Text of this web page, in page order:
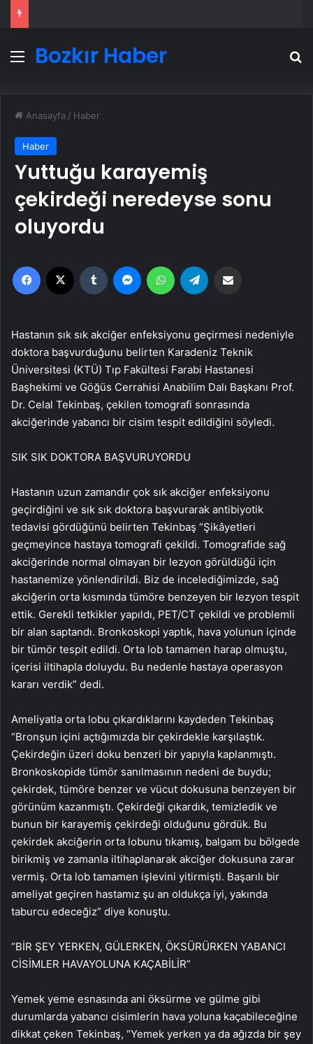
Menü
Bozkır Haber
Anasayfa / Haber
Haber
Yuttuğu karayemiş
çekirdeği neredeyse sonu
oluyordu
Facebook Tumblr MessengerWhatsApp
Hastanın sık sık akciğer enfeksiyonu geçirmesi nedeniyle
doktora başvurduğunu belirten Karadeniz Teknik
Üniversitesi (KTÜ) Tıp Fakültesi Farabi Hastanesi
Başhekimi ve Göğüs Cerrahisi Anabilim Dalı Başkanı Prof.
Dr. Celal Tekinbaş, çekilen tomografi sonrasında
akciğerinde yabancı bir cisim tespit edildiğini söyledi.
SIK SIK DOKTORA BAŞVURUYORDU
Hastanın uzun zamandır çok sık akciğer enfeksiyonu
geçirdiğini ve sık sık doktora başvurarak antibiyotik
tedavisi gördüğünü belirten Tekinbaş “Şikâyetleri
geçmeyince hastaya tomografi çekildi. Tomografide sağ
akciğerinde normal olmayan bir lezyon görüldüğü için
hastanemize yönlendirildi. Biz de incelediğimizde, sağ
akciğerin orta kısmında tümöre benzeyen bir lezyon tespit
ettik. Gerekli tetkikler yapıldı, PET/CT çekildi ve problemli
bir alan saptandı. Bronkoskopi yaptık, hava yolunun içinde
bir tümör tespit edildi. Orta lob tamamen harap olmuştu,
içerisi iltihapla doluydu. Bu nedenle hastaya operasyon
kararı verdik” dedi.
Ameliyatla orta lobu çıkardıklarını kaydeden Tekinbaş
“Bronşun içini açtığımızda bir çekirdekle karşılaştık.
Çekirdeğin üzeri doku benzeri bir yapıyla kaplanmıştı.
Bronkoskopide tümör sanılmasının nedeni de buydu;
çekirdek, tümöre benzer ve vücut dokusuna benzeyen bir
görünüm kazanmıştı. Çekirdeği çıkardık, temizledik ve
bunun bir karayemiş çekirdeği olduğunu gördük. Bu
çekirdek akciğerin orta lobunu tıkamış, balgam bu bölgede
birikmiş ve zamanla iltihaplanarak akciğer dokusuna zarar
vermiş. Orta lob tamamen işlevini yitirmişti. Başarılı bir
ameliyat geçiren hastamız şu an oldukça iyi, yakında
taburcu edeceğiz” diye konuştu.
“BİR ŞEY YERKEN, GÜLERKEN, ÖKSÜRÜRKEN YABANCI
CİSİMLER HAVAYOLUNA KAÇABİLİR”
Yemek yeme esnasında ani öksürme ve gülme gibi
durumlarda yabancı cisimlerin hava yoluna kaçabileceğine
dikkat çeken Tekinbaş, “Yemek yerken ya da ağızda bir şey